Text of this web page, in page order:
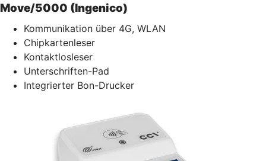
Move/5000 (Ingenico)
Kommunikation über 4G, WLAN
Chipkartenleser
Kontaktlosleser
Unterschriften-Pad
Integrierter Bon-Drucker